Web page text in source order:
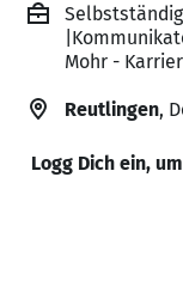
Mohr -
Reutlingen,
Logg Dich ein,